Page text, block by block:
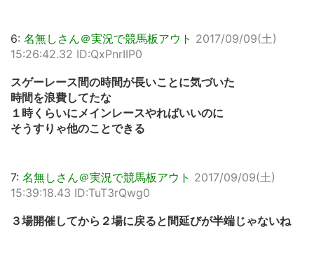
6: 名無しさん＠実況で競馬板アウト 2017/09/09(土)
15:26:42.32 ID:QxPnrIIP0
スゲーレース間の時間が長いことに気づいた
時間を浪費してたな
１時くらいにメインレースやればいいのに
そうすりゃ他のことできる
7: 名無しさん＠実況で競馬板アウト 2017/09/09(土)
15:39:18.43 ID:TuT3rQwg0
３場開催してから２場に戻ると間延びが半端じゃないね